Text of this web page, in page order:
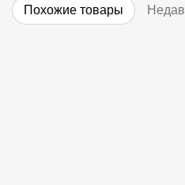
Похожие товары